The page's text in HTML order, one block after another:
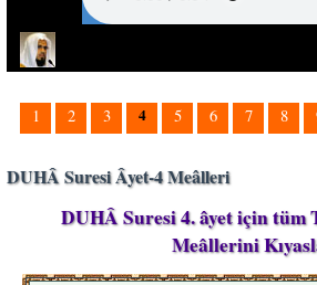
1 2 3 4 5 6 7 8
DUHÂ Suresi Âyet-4 Meâlleri
DUHÂ Suresi 4. âyet için
Meâllerini